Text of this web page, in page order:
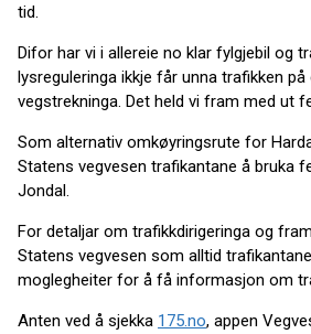
tid.
Difor har vi i allereie no klar fylgjebil og
lysreguleringa ikkje får unna trafikken
vegstrekninga. Det held vi fram med ut
Som alternativ omkøyringsrute for
Statens vegvesen trafikantane å bruka
Jondal.
For detaljar om trafikkdirigeringa og
Statens vegvesen som alltid
moglegheiter for å få informasjon om
Anten ved å sjekka 175.no, appen